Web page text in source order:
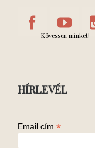
Kövessen minket!
HÍRLEVÉL
Email cím *